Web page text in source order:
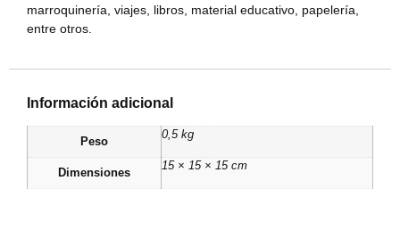
marroquinería, viajes, libros, material educativo, papelería,
entre otros.
Información adicional
Peso
0,5 kg
Dimensiones
15 × 15 × 15 cm